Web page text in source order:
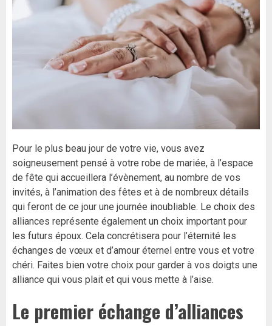
Pour le plus beau jour de votre vie, vous avez
soigneusement pensé à votre robe de mariée, à l’espace
de fête qui accueillera l’évènement, au nombre de vos
invités, à l’animation des fêtes et à de nombreux détails
qui feront de ce jour une journée inoubliable. Le choix des
alliances représente également un choix important pour
les futurs époux. Cela concrétisera pour l’éternité les
échanges de vœux et d’amour éternel entre vous et votre
chéri. Faites bien votre choix pour garder à vos doigts une
alliance qui vous plait et qui vous mette à l’aise.
Le premier échange d’alliances